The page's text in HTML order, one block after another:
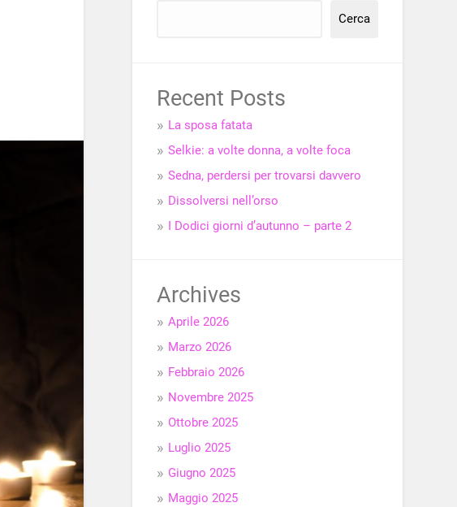
Cerca
Recent Posts
La sposa fatata
Selkie: a volte donna, a volte foca
Sedna, perdersi per trovarsi davvero
Dissolversi nell’orso
I Dodici giorni d’autunno – parte 2
Archives
Aprile 2026
Marzo 2026
Febbraio 2026
Novembre 2025
Ottobre 2025
Luglio 2025
Giugno 2025
Maggio 2025